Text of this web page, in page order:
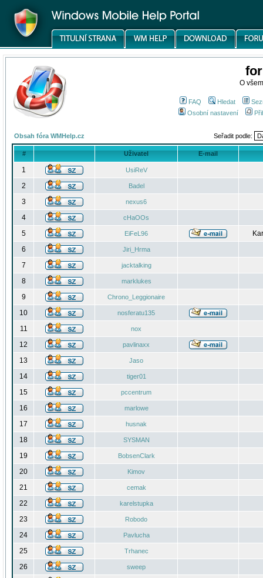
O
FAQ Hledat
Osobní nastavení
Obsah fóra WMHelp.cz Seřadit podle:
# Uživatel E-mail
1 UsiReV
2 Badel
3 nexus6
4 cHaOOs
5 EiFeL96
6
Jiri_Hrma
7 jacktalking
8 marklukes
9 Chrono_Leggionaire
10 nosferatu135
11 nox
12 pavlinaxx
13 Jaso
14 tiger01
15 pccentrum
16 marlowe
17 husnak
18 SYSMAN
19 BobsenClark
20 Kimov
21 cemak
22 karelstupka
23 Robodo
24 Pavlucha
25 Trhanec
26 sweep